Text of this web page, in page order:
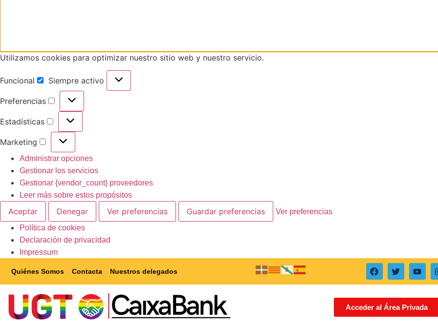
Utilizamos cookies para optimizar nuestro sitio web y nuestro servicio.
Funcional Siempre activo
Preferencias
Estadísticas
Marketing
Administrar opciones
Gestionar los servicios
Gestionar {vendor_count} proveedores
Leer más sobre estos propósitos
Aceptar Denegar Ver preferencias Guardar preferencias
Ver preferencias
Política de cookies
Declaración de privacidad
Impressum
Quiénes Somos Contacta Nuestros delegados
Acceder al Área Privada